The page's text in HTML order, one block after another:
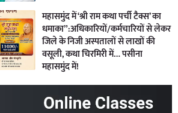
महासमुंद में ‘श्री राम कथा पर्ची टैक्स’ का
धमाका”:अधिकारियों/कर्मचारियों से लेकर
जिले के निजी अस्पतालों से लाखों की
वसूली, कथा चिरमिरी में… पसीना
महासमुंद में!